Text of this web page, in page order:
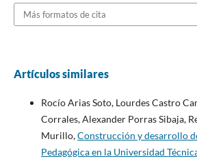
Más formatos de cita
Artículos similares
Rocío Arias Soto, Lourdes Castro
Corrales, Alexander Porras Sibaja,
Murillo,Construcción y desarrollo
Pedagógica en la Universidad